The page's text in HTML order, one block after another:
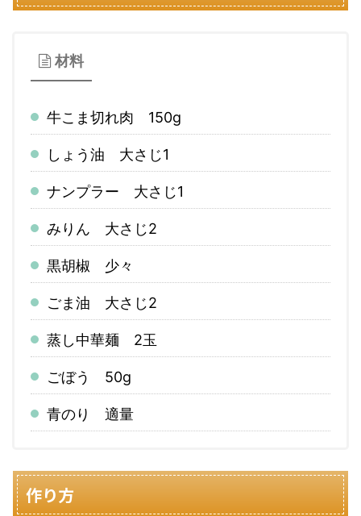
材料
牛こま切れ肉 150g
しょう油 大さじ1
ナンプラー 大さじ1
みりん 大さじ2
黒胡椒 少々
ごま油 大さじ2
蒸し中華麺 2玉
ごぼう 50g
青のり 適量
作り方